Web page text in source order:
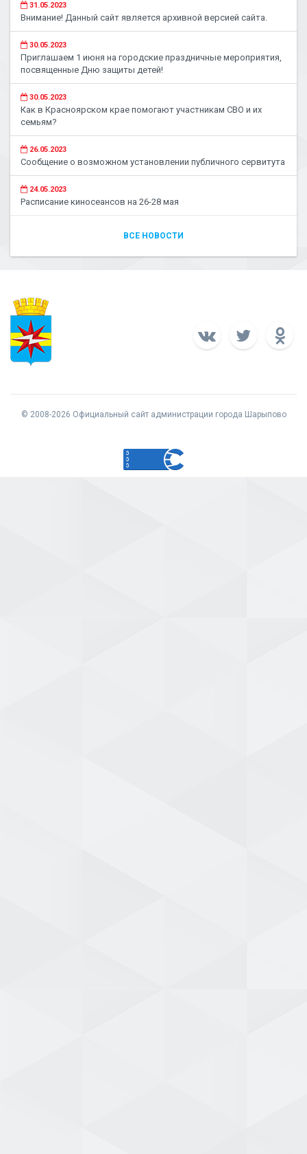
31.05.2023
Внимание! Данный сайт является архивной версией сайта.
30.05.2023
Приглашаем 1 июня на городские праздничные мероприятия,
посвященные Дню защиты детей!
30.05.2023
Как в Красноярском крае помогают участникам СВО и их
семьям?
26.05.2023
Сообщение о возможном установлении публичного сервитута
24.05.2023
Расписание киносеансов на 26-28 мая
ВСЕ НОВОСТИ
© 2008-2026 Официальный сайт администрации города Шарыпово